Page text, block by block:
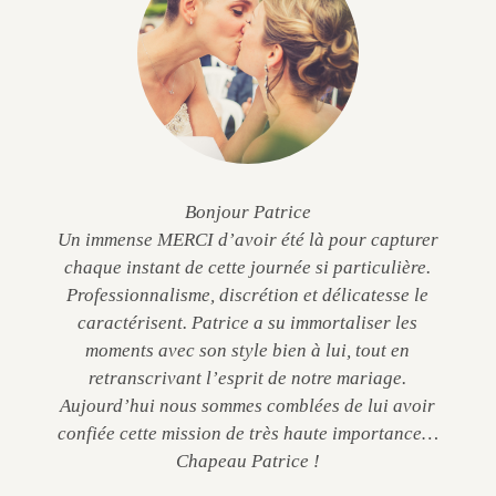
Bonjour Patrice
Un immense MERCI d’avoir été là pour capturer
chaque instant de cette journée si particulière.
Professionnalisme, discrétion et délicatesse le
caractérisent. Patrice a su immortaliser les
moments avec son style bien à lui, tout en
retranscrivant l’esprit de notre mariage.
Aujourd’hui nous sommes comblées de lui avoir
confiée cette mission de très haute importance…
Chapeau Patrice !